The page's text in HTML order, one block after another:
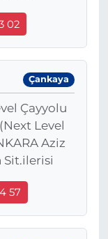
02
Çankaya
Çayyolu
Level
Aziz
Sit.ilerisi
57